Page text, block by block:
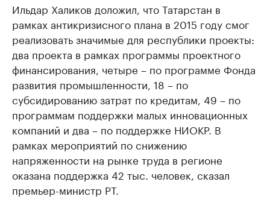
Ильдар Халиков доложил, что Татарстан в
рамках антикризисного плана в 2015 году смог
реализовать значимые для республики проекты:
два проекта в рамках программы проектного
финансирования, четыре – по программе Фонда
развития промышленности, 18 – по
субсидированию затрат по кредитам, 49 – по
программам поддержки малых инновационных
компаний и два – по поддержке НИОКР. В
рамках мероприятий по снижению
напряженности на рынке труда в регионе
оказана поддержка 42 тыс. человек, сказал
премьер-министр РТ.